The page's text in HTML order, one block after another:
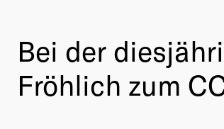
Bei der
Fröhlich zum